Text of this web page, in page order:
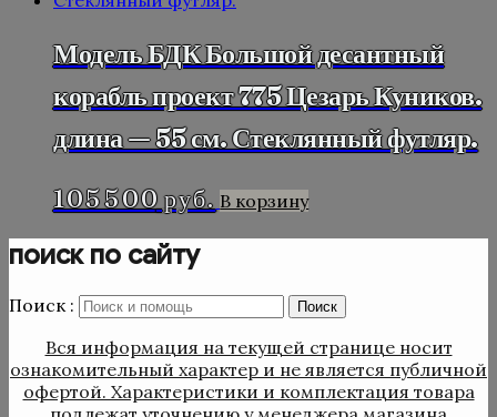
Модель БДК Большой десантный
корабль проект 775 Цезарь Куников.
длина — 55 см. Стеклянный футляр.
105 500руб. В корзину
поиск по сайту
Поиск : Поиск
Вся информация на текущей странице носит
ознакомительный характер и не является публичной
офертой. Характеристики и комплектация товара